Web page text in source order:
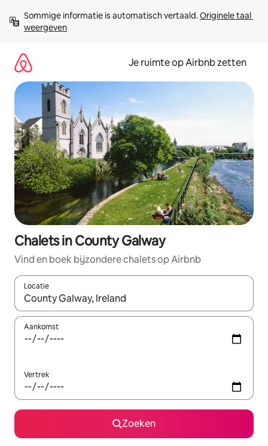
direct
naar
Sommige informatie is automatisch vertaald. Originele taal
weergeven
Je ruimte op Airbnb zetten
Chalets in County Galway
Vind en boek bijzondere chalets op Airbnb
Locatie
Wanneer er suggesties beschikbaar zijn, maak je een keuze
Aankomst
Vertrek
Zoeken